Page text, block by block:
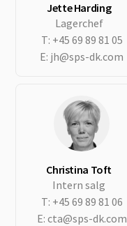
Jette Harding
Lagerchef
T: +45 69 89 81 05
E: jh@sps-dk.com
Christina Toft
Intern salg
T: +45 69 89 81 06
E: cta@sps-dk.com